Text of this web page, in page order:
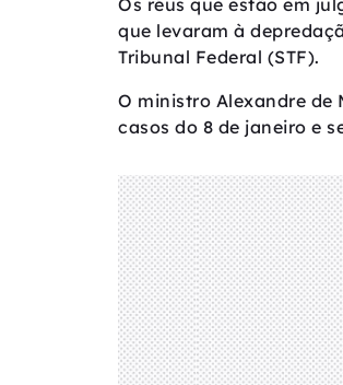
Os réus que estão em
que levaram à
Tribunal Federal (STF).
O ministro Alexandre de
casos do 8 de janeiro e